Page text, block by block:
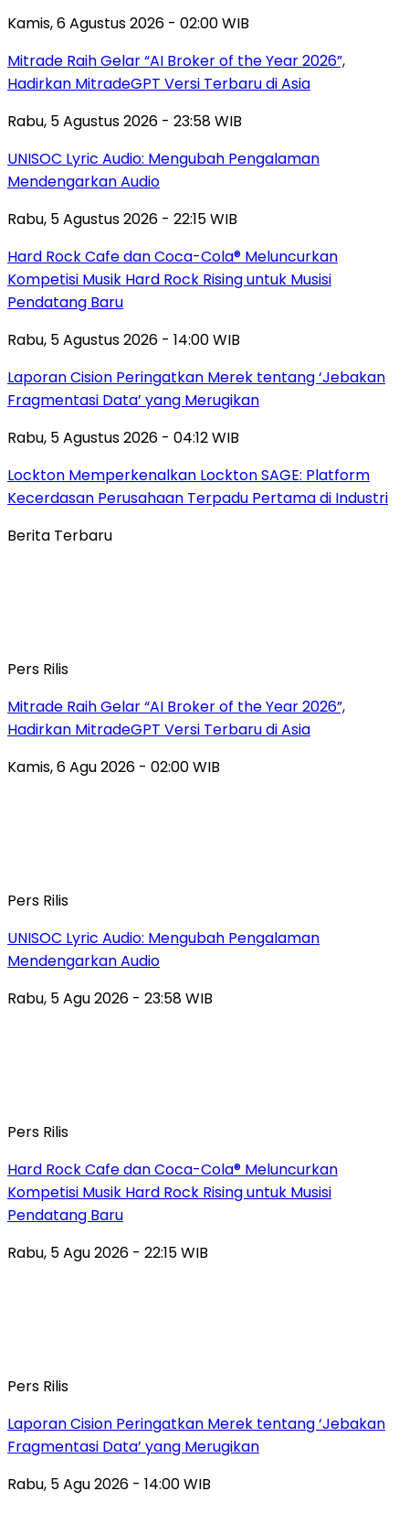
Kamis, 6 Agustus 2026 - 02:00 WIB
Mitrade Raih Gelar “AI Broker of the Year 2026”,
Hadirkan MitradeGPT Versi Terbaru di Asia
Rabu, 5 Agustus 2026 - 23:58 WIB
UNISOC Lyric Audio: Mengubah Pengalaman
Mendengarkan Audio
Rabu, 5 Agustus 2026 - 22:15 WIB
Hard Rock Cafe dan Coca-Cola® Meluncurkan
Kompetisi Musik Hard Rock Rising untuk Musisi
Pendatang Baru
Rabu, 5 Agustus 2026 - 14:00 WIB
Laporan Cision Peringatkan Merek tentang ‘Jebakan
Fragmentasi Data’ yang Merugikan
Rabu, 5 Agustus 2026 - 04:12 WIB
Lockton Memperkenalkan Lockton SAGE: Platform
Kecerdasan Perusahaan Terpadu Pertama di Industri
Berita Terbaru
Pers Rilis
Mitrade Raih Gelar “AI Broker of the Year 2026”,
Hadirkan MitradeGPT Versi Terbaru di Asia
Kamis, 6 Agu 2026 - 02:00 WIB
Pers Rilis
UNISOC Lyric Audio: Mengubah Pengalaman
Mendengarkan Audio
Rabu, 5 Agu 2026 - 23:58 WIB
Pers Rilis
Hard Rock Cafe dan Coca-Cola® Meluncurkan
Kompetisi Musik Hard Rock Rising untuk Musisi
Pendatang Baru
Rabu, 5 Agu 2026 - 22:15 WIB
Pers Rilis
Laporan Cision Peringatkan Merek tentang ‘Jebakan
Fragmentasi Data’ yang Merugikan
Rabu, 5 Agu 2026 - 14:00 WIB